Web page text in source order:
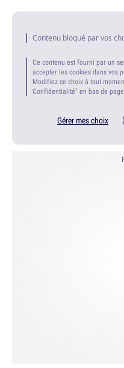
Contenu bloqué par vos
Ce contenu est fourni par un
accepter les cookies dans vos
Modifiez ce choix à tout
Confidentialité" en bas de
Gérer mes choix